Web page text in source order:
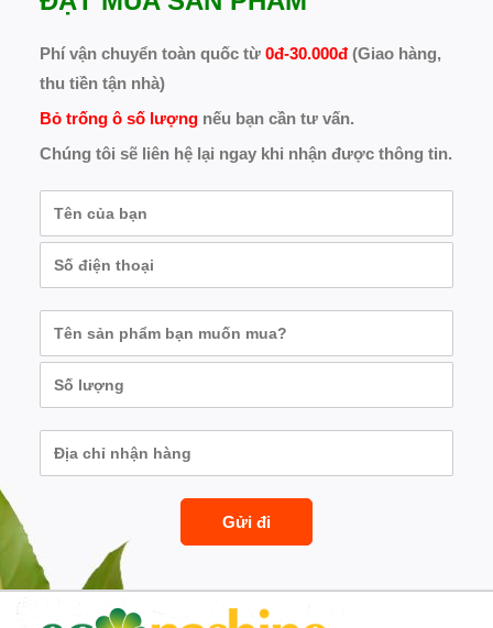
Phí vận chuyển toàn quốc từ 0đ-30.000đ(Giao hàng,
thu tiền tận nhà)
Bỏ trống ô số lượngnếu bạn cần tư vấn.
Chúng tôi sẽ liên hệ lại ngay khi nhận được thông tin.